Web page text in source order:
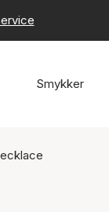
Smykker